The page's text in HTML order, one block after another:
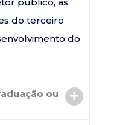
do terceiro
do
ou